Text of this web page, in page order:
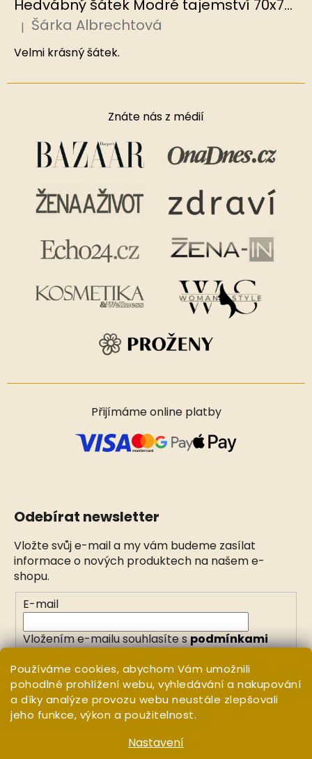
Používáme cookies, abychom Vám umožnili
pohodlné prohlížení webu, vyhledávání a nakupování
a díky analýze provozu webu neustále zlepšovali
jeho funkce, výkon a použitelnost.
Nastavení
Hedvábný šátek Modré tajemství 70x70 cm v dárkovém balení, HEDVÁBNÝ SVĚT
Hodnocení produktu je 5 z 5 hvězdiček.
| Šárka Albrechtová
Velmi krásný šátek.
Znáte nás z médií
Přijímáme online platby
Odebírat newsletter
Vložte svůj e-mail a my vám budeme zasílat
informace o nových produktech na našem e-
shopu.
E-mail
Vložením e-mailu souhlasíte spodmínkami
PŘIHLÁSIT SE